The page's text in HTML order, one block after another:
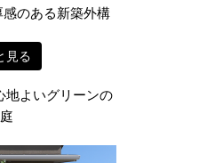
のある新築外構
見る
地よいグリーンの